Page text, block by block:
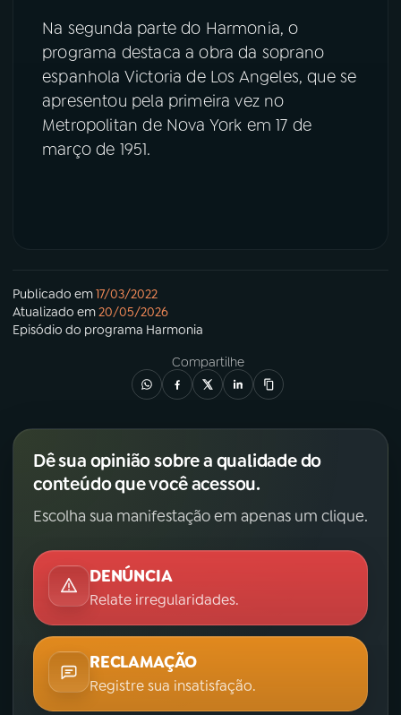
TikTok
Na segunda parte do Harmonia, o
programa destaca a obra da soprano
espanhola Victoria de Los Angeles, que se
apresentou pela primeira vez no
Metropolitan de Nova York em 17 de
março de 1951.
Publicado em17/03/2022
Atualizado em20/05/2026
Episódio do programa Harmonia
Compartilhe
Dê sua opinião sobre a qualidade do
conteúdo que você acessou.
Escolha sua manifestação em apenas um clique.
DENÚNCIA
Relate irregularidades.
RECLAMAÇÃO
Registre sua insatisfação.